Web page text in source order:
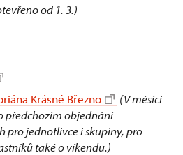
od 1. 3.)
Krásné Březno
(V měsíci
předchozím objednání
pro jednotlivce i skupiny, pro
také o víkendu.)